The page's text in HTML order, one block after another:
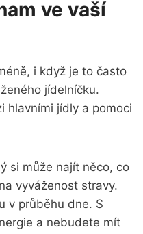
ve vaší
i když je to často
jídelníčku.
hlavními jídly a pomoci
si může najít něco, co
vyváženost stravy.
v průběhu dne. S
a nebudete mít